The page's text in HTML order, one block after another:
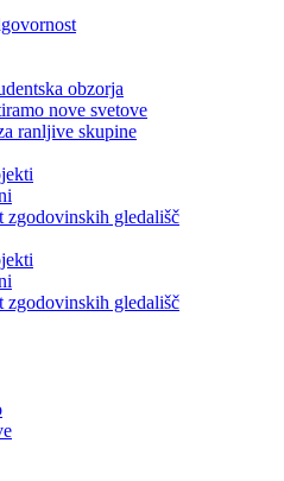
obzorja
nove svetove
ranljive skupine
zgodovinskih gledališč
zgodovinskih gledališč